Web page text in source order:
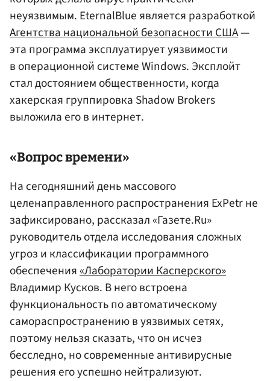
неуязвимым. EternalBlue является разработкой
Агентства национальной безопасности США—
эта программа эксплуатирует уязвимости
в операционной системе Windows. Эксплойт
стал достоянием общественности, когда
хакерская группировка Shadow Brokers
выложила его в интернет.
«Вопрос времени»
На сегодняшний день массового
целенаправленного распространения ExPetr не
зафиксировано, рассказал «Газете.Ru»
руководитель отдела исследования сложных
угроз и классификации программного
обеспечения«Лаборатории Касперского»
Владимир Кусков. В него встроена
функциональность по автоматическому
самораспространению в уязвимых сетях,
поэтому нельзя сказать, что он исчез
бесследно, но современные антивирусные
решения его успешно нейтрализуют.